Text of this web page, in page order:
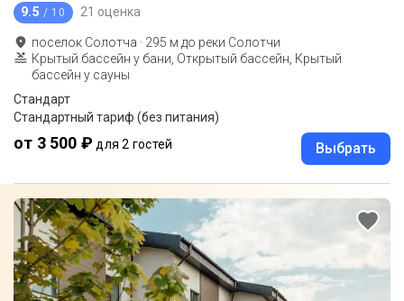
9.5 / 10 21 оценка
поселок Солотча · 295 м до реки Солотчи
Крытый бассейн у бани, Открытый бассейн, Крытый
бассейн у сауны
Стандарт
Стандартный тариф (без питания)
от 3 500 ₽ для 2 гостей Выбрать